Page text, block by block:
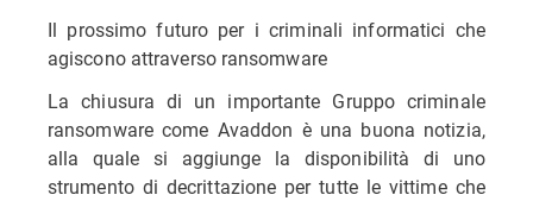
Il prossimo futuro per i criminali informatici che
agiscono attraverso ransomware
La chiusura di un importante Gruppo criminale
ransomware come Avaddon è una buona notizia,
alla quale si aggiunge la disponibilità di uno
strumento di decrittazione per tutte le vittime che